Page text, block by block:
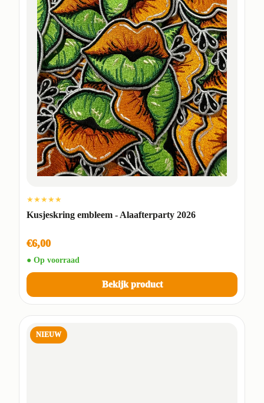
★★★★★
Kusjeskring embleem - Alaafterparty 2026
€6,00
● Op voorraad
Bekijk product
NIEUW